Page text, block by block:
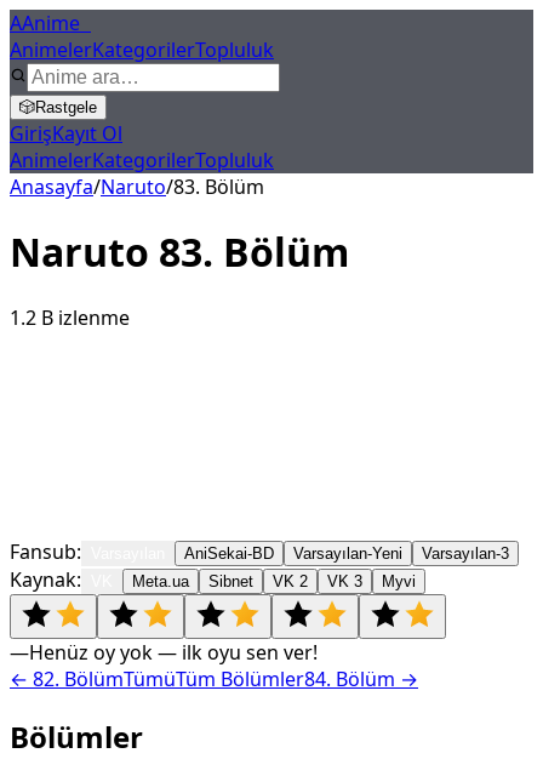
AAnime
AnimelerKategorilerTopluluk
🎲Rastgele
GirişKayıt Ol
AnimelerKategorilerTopluluk
Anasayfa/Naruto/83. Bölüm
Naruto 83. Bölüm
1.2 B izlenme
Fansub: AniSekai-BD Varsayılan-Yeni Varsayılan-3
Kaynak: Meta.ua Sibnet VK 2 VK 3 Myvi
—Henüz oy yok — ilk oyu sen ver!
← 82. BölümTümüTüm Bölümler84. Bölüm →
Bölümler